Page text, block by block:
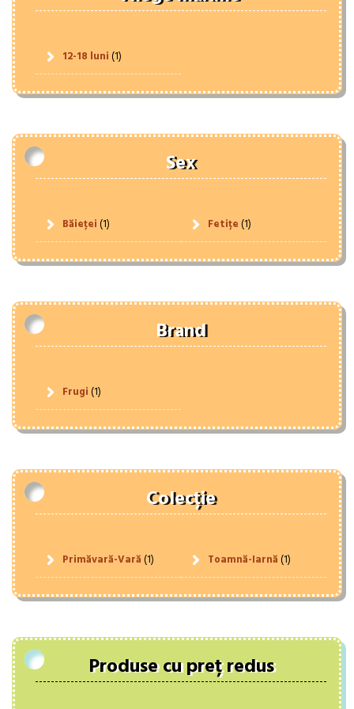
12-18 luni(1)
Sex
Băieței(1) Fetițe(1)
Brand
Frugi(1)
Colecție
Primăvară-Vară(1) Toamnă-Iarnă(1)
Produse cu preț redus